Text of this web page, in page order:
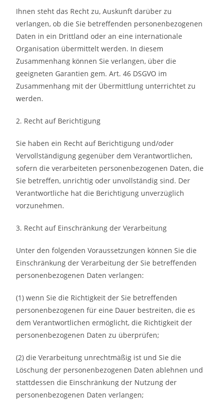
Ihnen steht das Recht zu, Auskunft darüber zu
verlangen, ob die Sie betreffenden personenbezogenen
Daten in ein Drittland oder an eine internationale
Organisation übermittelt werden. In diesem
Zusammenhang können Sie verlangen, über die
geeigneten Garantien gem. Art. 46 DSGVO im
Zusammenhang mit der Übermittlung unterrichtet zu
werden.
2. Recht auf Berichtigung
Sie haben ein Recht auf Berichtigung und/oder
Vervollständigung gegenüber dem Verantwortlichen,
sofern die verarbeiteten personenbezogenen Daten, die
Sie betreffen, unrichtig oder unvollständig sind. Der
Verantwortliche hat die Berichtigung unverzüglich
vorzunehmen.
3. Recht auf Einschränkung der Verarbeitung
Unter den folgenden Voraussetzungen können Sie die
Einschränkung der Verarbeitung der Sie betreffenden
personenbezogenen Daten verlangen:
(1) wenn Sie die Richtigkeit der Sie betreffenden
personenbezogenen für eine Dauer bestreiten, die es
dem Verantwortlichen ermöglicht, die Richtigkeit der
personenbezogenen Daten zu überprüfen;
(2) die Verarbeitung unrechtmäßig ist und Sie die
Löschung der personenbezogenen Daten ablehnen und
stattdessen die Einschränkung der Nutzung der
personenbezogenen Daten verlangen;